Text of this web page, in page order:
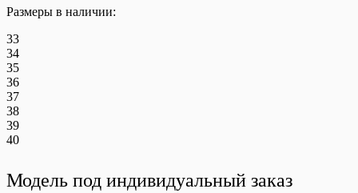
Размеры в наличии:
33
34
35
36
37
38
39
40
Модель под индивидуальный заказ